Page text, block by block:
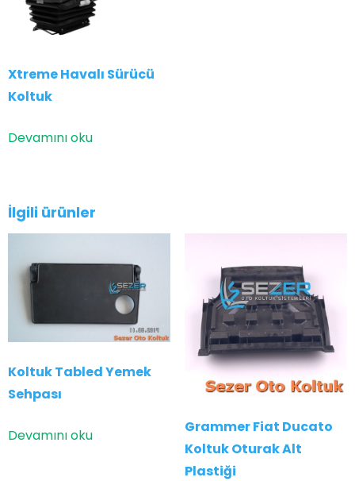
Xtreme Havalı Sürücü
Koltuk
Devamını oku
İlgili ürünler
Koltuk Tabled Yemek
Sehpası
Devamını oku
Grammer Fiat Ducato
Koltuk Oturak Alt
Plastiği